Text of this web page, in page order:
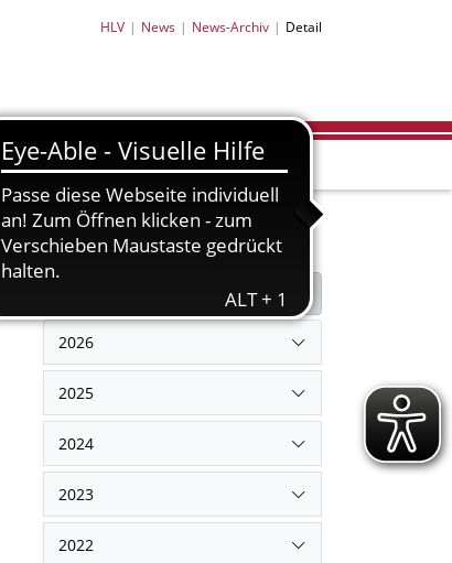
HLV News News-Archiv Detail
BILDUNG
HLV-
PARTNER
HLV-
SHOP
Filter
2026
2025
2024
2023
2022